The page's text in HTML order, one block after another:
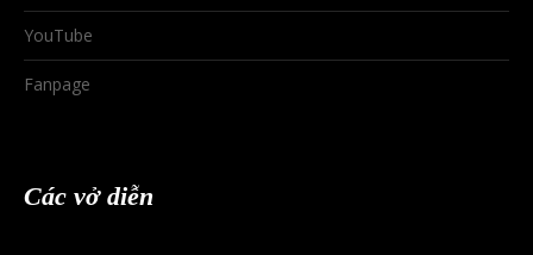
YouTube
Fanpage
Các vở diễn